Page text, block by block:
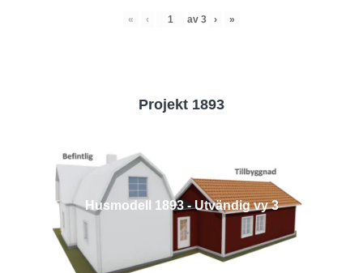
« ‹ av 3 › »
Projekt 1893
Husmodell 1893 - Utvändig vy 3